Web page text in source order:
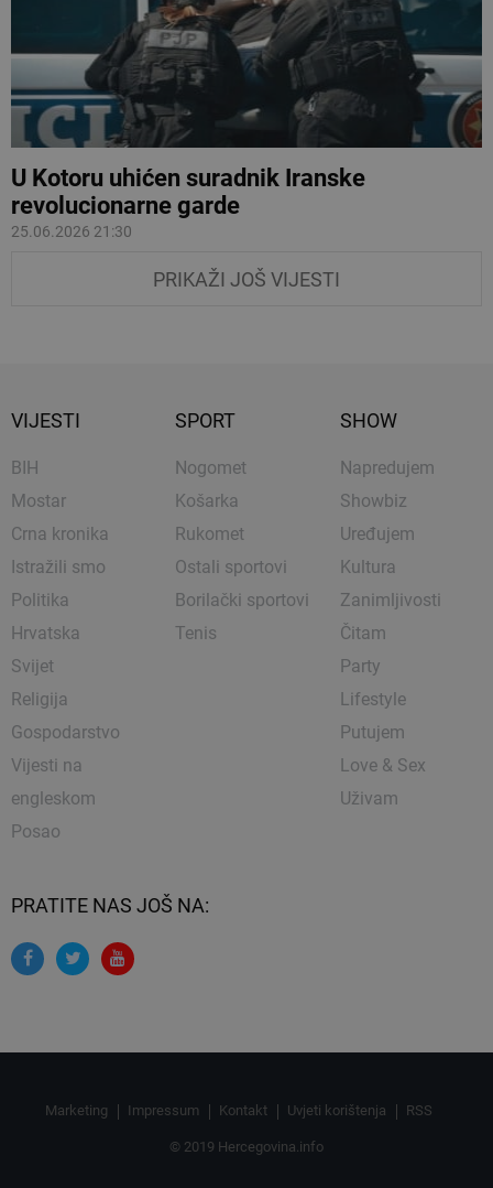
U Kotoru uhićen suradnik Iranske
revolucionarne garde
25.06.2026 21:30
PRIKAŽI JOŠ VIJESTI
VIJESTI
BIH
Mostar
Crna kronika
Istražili smo
Politika
Hrvatska
Svijet
Religija
Gospodarstvo
Vijesti na
engleskom
Posao
SPORT
Nogomet
Košarka
Rukomet
Ostali sportovi
Borilački sportovi
Tenis
SHOW
Napredujem
Showbiz
Uređujem
Kultura
Zanimljivosti
Čitam
Party
Lifestyle
Putujem
Love & Sex
Uživam
PRATITE NAS JOŠ NA:
Marketing Impressum Kontakt Uvjeti korištenja RSS
© 2019 Hercegovina.info